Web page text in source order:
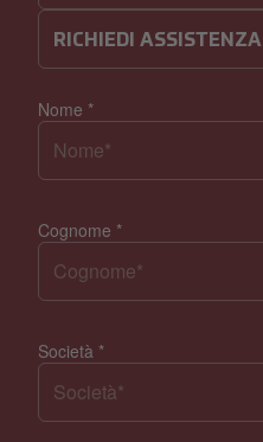
RICHIEDI ASSISTENZA
Nome *
Cognome *
Società *